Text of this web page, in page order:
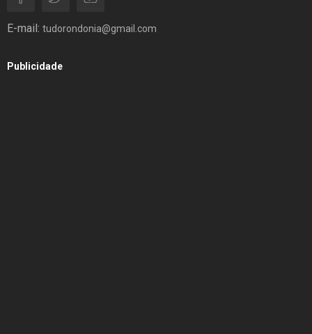
E-mail: tudorondonia@gmail.com
Publicidade